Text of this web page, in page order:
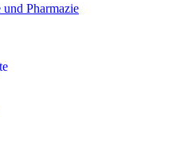
Pharmazie